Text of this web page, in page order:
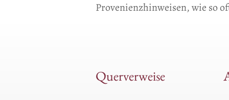
Provenienzhinweisen, wie so
Querverweise